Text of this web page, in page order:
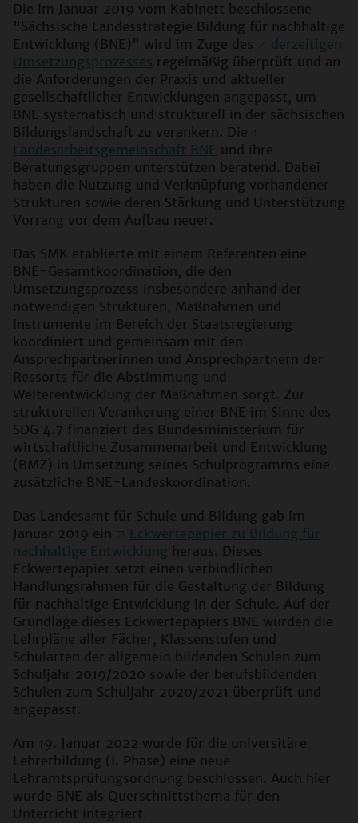
Die im Januar 2019 vom Kabinett beschlossene
"Sächsische Landesstrategie Bildung für nachhaltige
Entwicklung (BNE)" wird im Zuge des
derzeitigen
Umsetzungsprozesses regelmäßig überprüft und an
die Anforderungen der Praxis und aktueller
gesellschaftlicher Entwicklungen angepasst, um
BNE systematisch und strukturell in der sächsischen
Bildungslandschaft zu verankern. Die
Landesarbeitsgemeinschaft BNE und ihre
Beratungsgruppen unterstützen beratend. Dabei
haben die Nutzung und Verknüpfung vorhandener
Strukturen sowie deren Stärkung und Unterstützung
Vorrang vor dem Aufbau neuer.
Das SMK etablierte mit einem Referenten eine
BNE-Gesamtkoordination, die den
Umsetzungsprozess insbesondere anhand der
notwendigen Strukturen, Maßnahmen und
Instrumente im Bereich der Staatsregierung
koordiniert und gemeinsam mit den
Ansprechpartnerinnen und Ansprechpartnern der
Ressorts für die Abstimmung und
Weiterentwicklung der Maßnahmen sorgt. Zur
strukturellen Verankerung einer BNE im Sinne des
SDG 4.7 finanziert das Bundesministerium für
wirtschaftliche Zusammenarbeit und Entwicklung
(BMZ) in Umsetzung seines Schulprogramms eine
zusätzliche BNE-Landeskoordination.
Das Landesamt für Schule und Bildung gab im
Januar 2019 ein
Eckwertepapier zu Bildung für
nachhaltige Entwicklung heraus. Dieses
Eckwertepapier setzt einen verbindlichen
Handlungsrahmen für die Gestaltung der Bildung
für nachhaltige Entwicklung in der Schule. Auf der
Grundlage dieses Eckwertepapiers BNE wurden die
Lehrpläne aller Fächer, Klassenstufen und
Schularten der allgemein bildenden Schulen zum
Schuljahr 2019/2020 sowie der berufsbildenden
Schulen zum Schuljahr 2020/2021 überprüft und
angepasst.
Am 19. Januar 2022 wurde für die universitäre
Lehrerbildung (I. Phase) eine neue
Lehramtsprüfungsordnung beschlossen. Auch hier
wurde BNE als Querschnittsthema für den
Unterricht integriert.